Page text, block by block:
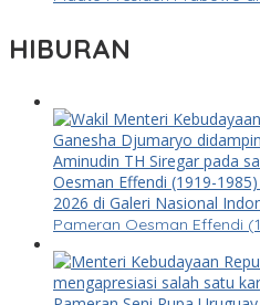
HIBURAN
Pameran Oesman Effendi